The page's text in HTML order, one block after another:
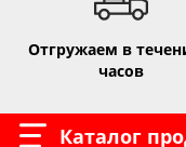
Отгружаем в
часов
Каталог